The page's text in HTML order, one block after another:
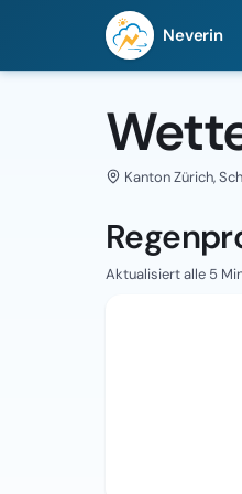
Neverin
Kanton Zürich,
Aktualisiert alle 5